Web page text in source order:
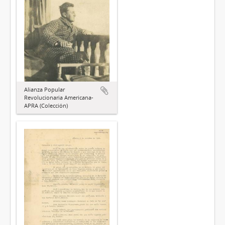
Alianza Popular
Revolucionaria Americana-
APRA (Colección)